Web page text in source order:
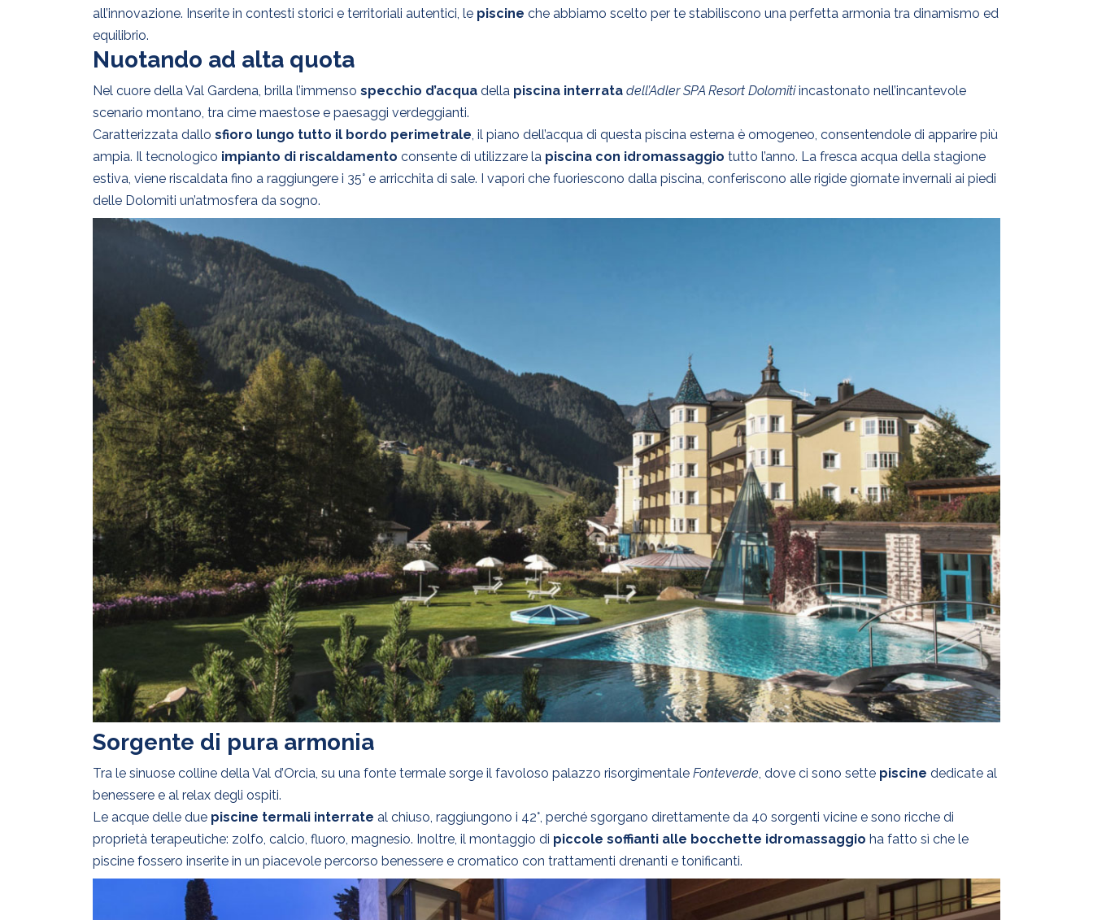
all’innovazione. Inserite in contesti storici e territoriali autentici, le piscine che abbiamo scelto per te stabiliscono una perfetta armonia tra dinamismo ed
equilibrio.
Nuotando ad alta quota
Nel cuore della Val Gardena, brilla l’immenso specchio d’acqua della piscina interrata dell’Adler SPA Resort Dolomitiincastonato nell’incantevole
scenario montano, tra cime maestose e paesaggi verdeggianti.
Caratterizzata dallo sfioro lungo tutto il bordo perimetrale, il piano dell’acqua di questa piscina esterna è omogeneo, consentendole di apparire più
ampia. Il tecnologico impianto di riscaldamento consente di utilizzare la piscina con idromassaggio tutto l’anno. La fresca acqua della stagione
estiva, viene riscaldata fino a raggiungere i 35° e arricchita di sale. I vapori che fuoriescono dalla piscina, conferiscono alle rigide giornate invernali ai piedi
delle Dolomiti un’atmosfera da sogno.
Sorgente di pura armonia
Tra le sinuose colline della Val d’Orcia, su una fonte termale sorge il favoloso palazzo risorgimentale Fonteverde, dove ci sono sette piscine dedicate al
benessere e al relax degli ospiti.
Le acque delle due piscine termali interrate al chiuso, raggiungono i 42°, perché sgorgano direttamente da 40 sorgenti vicine e sono ricche di
proprietà terapeutiche: zolfo, calcio, fluoro, magnesio. Inoltre, il montaggio di piccole soffianti alle bocchette idromassaggio ha fatto sì che le
piscine fossero inserite in un piacevole percorso benessere e cromatico con trattamenti drenanti e tonificanti.